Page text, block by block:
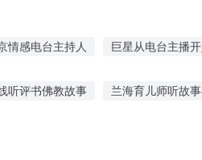
情感电台主持人 巨星从电台主播
听评书佛教故事 兰海育儿师听故